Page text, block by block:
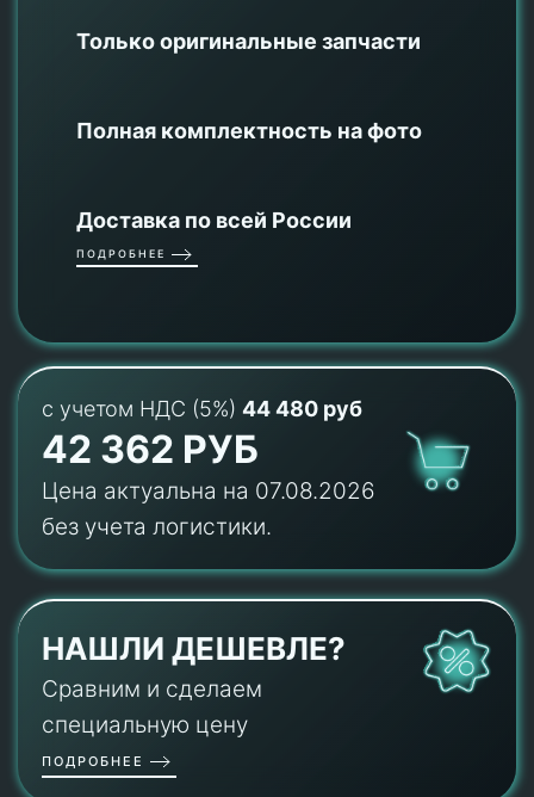
Только оригинальные запчасти
Полная комплектность на фото
Доставка по всей России
ПОДРОБНЕЕ
с учетом НДС (5%) 44 480 руб
42 362 РУБ
Цена актуальна на 07.08.2026
без учета логистики.
НАШЛИ ДЕШЕВЛЕ?
Сравним и сделаем
специальную цену
ПОДРОБНЕЕ